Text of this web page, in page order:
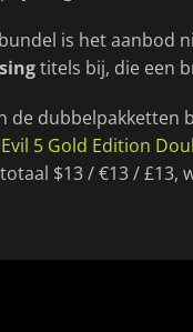
is het aanbod
titels bij, die een
de
5 Gold Edition
$13 / €13 / £13,